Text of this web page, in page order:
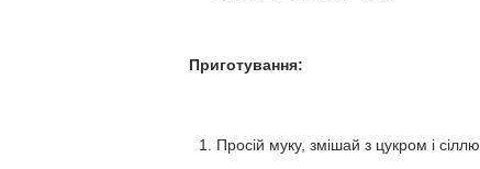
Приготування:
Просій муку, змішай з цукром і сіллю.